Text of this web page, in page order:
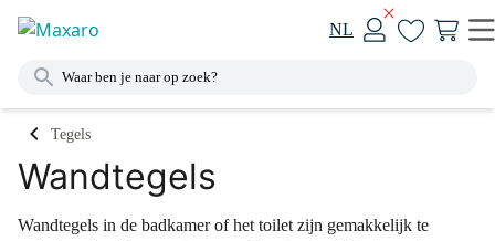
NL
Tegels
Wandtegels
Wandtegels in de badkamer of het toilet zijn gemakkelijk te